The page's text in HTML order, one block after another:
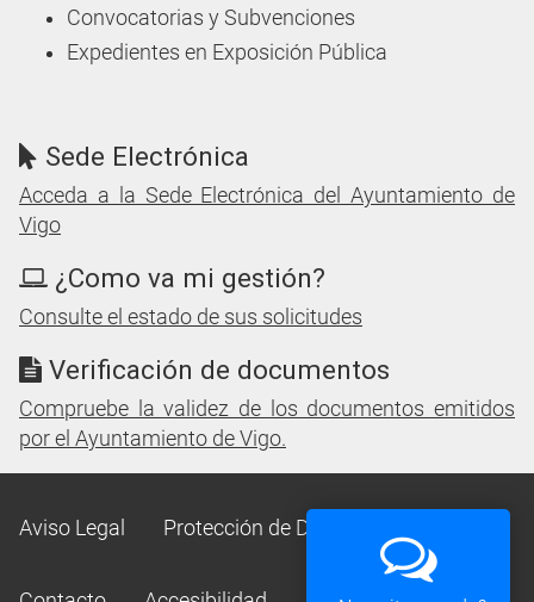
Convocatorias y Subvenciones
Expedientes en Exposición Pública
Sede Electrónica
Acceda a la Sede Electrónica del Ayuntamiento de
Vigo
¿Como va mi gestión?
Consulte el estado de sus solicitudes
Verificación de documentos
Compruebe la validez de los documentos emitidos
por el Ayuntamiento de Vigo.
Aviso Legal Protección de Datos